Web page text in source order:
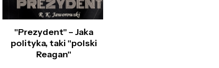
"Prezydent" – Jaka
polityka, taki "polski
Reagan"